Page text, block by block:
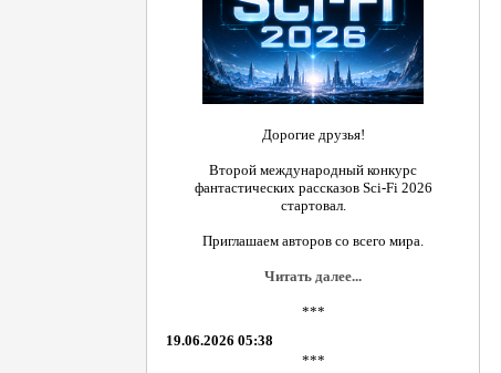
Дорогие друзья!
Второй международный конкурс
фантастических рассказов Sci-Fi 2026
стартовал.
Приглашаем авторов со всего мира.
Читать далее...
***
19.06.2026 05:38
***